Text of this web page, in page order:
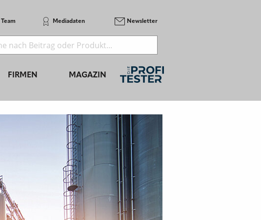
Team Mediadaten Newsletter
FIRMEN MAGAZIN